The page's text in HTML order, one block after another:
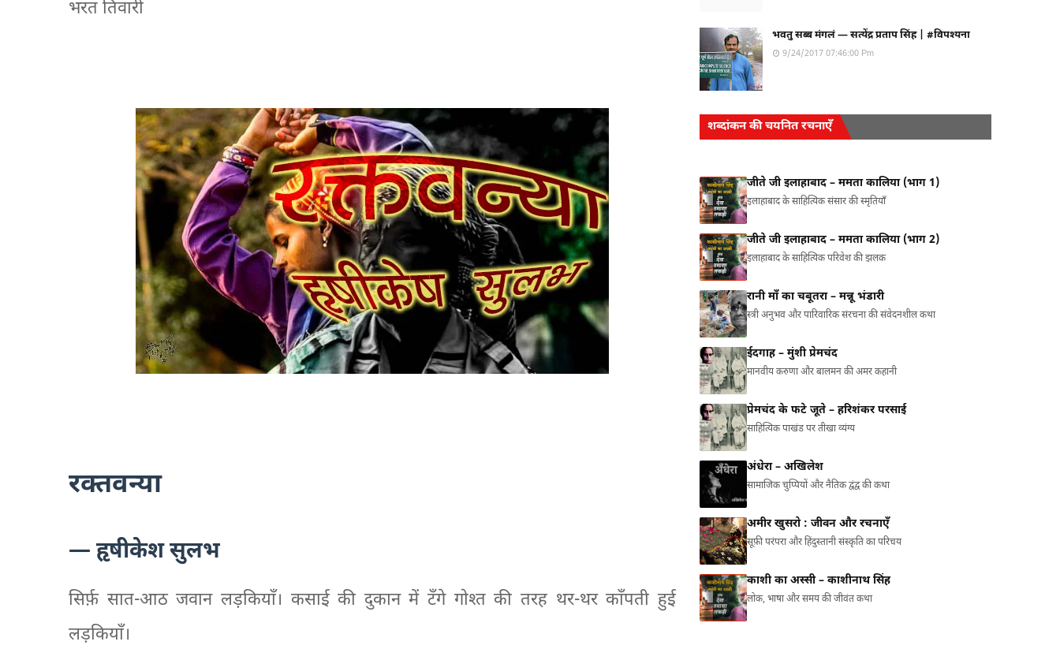
भरत तिवारी
रक्तवन्या
— हृषीकेश सुलभ
सिर्फ़ सात-आठ जवान लड़कियाँ। कसाई की दुकान में टँगे गोश्त की तरह थर-थर काँपती हुई
लड़कियाँ।
भवतु सब्ब मंगलं — सत्येंद्र प्रताप सिंह | #विपश्यना
9/24/2017 07:46:00 Pm
शब्दांकन की चयनित रचनाएँ
जीते जी इलाहाबाद – ममता कालिया (भाग 1)
इलाहाबाद के साहित्यिक संसार की स्मृतियाँ
जीते जी इलाहाबाद – ममता कालिया (भाग 2)
इलाहाबाद के साहित्यिक परिवेश की झलक
रानी माँ का चबूतरा – मन्नू भंडारी
स्त्री अनुभव और पारिवारिक संरचना की संवेदनशील कथा
ईदगाह – मुंशी प्रेमचंद
मानवीय करुणा और बालमन की अमर कहानी
प्रेमचंद के फटे जूते – हरिशंकर परसाई
साहित्यिक पाखंड पर तीखा व्यंग्य
अंधेरा – अखिलेश
सामाजिक चुप्पियों और नैतिक द्वंद्व की कथा
अमीर खुसरो : जीवन और रचनाएँ
सूफ़ी परंपरा और हिंदुस्तानी संस्कृति का परिचय
काशी का अस्सी – काशीनाथ सिंह
लोक, भाषा और समय की जीवंत कथा